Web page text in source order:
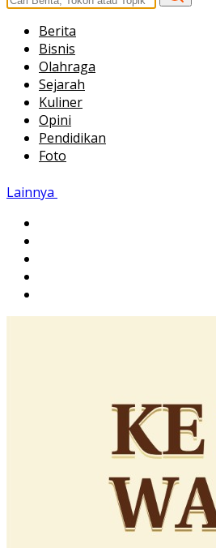
Berita
Bisnis
Olahraga
Sejarah
Kuliner
Opini
Pendidikan
Foto
Lainnya